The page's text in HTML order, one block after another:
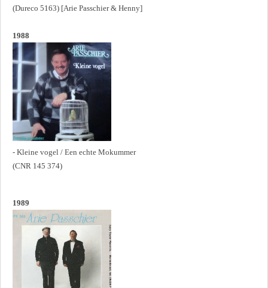
(Dureco 5163) [Arie Passchier & Henny]
1988
- Kleine vogel / Een echte Mokummer
(CNR 145 374)
1989